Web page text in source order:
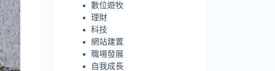
數位遊牧
理財
科技
網站建置
職場發展
自我成長